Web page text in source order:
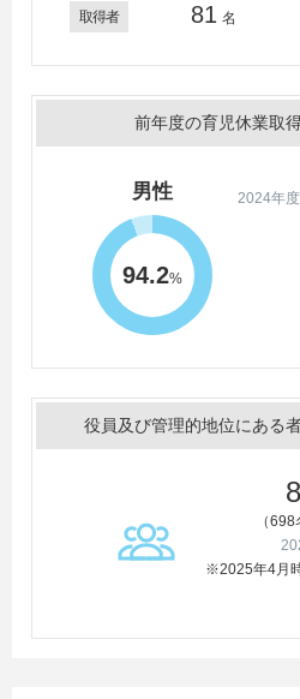
取得者 81 名
前年度の育児休業取
2024年度
男性
94.2%
役員及び管理的地位にある
（698
※2025年4月